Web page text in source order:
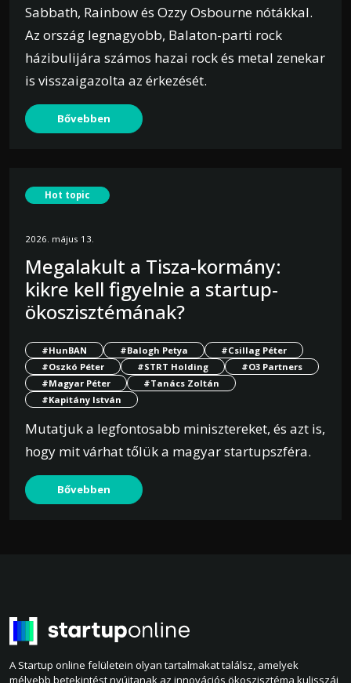
Sabbath, Rainbow és Ozzy Osbourne nótákkal.
Az ország legnagyobb, Balaton-parti rock
házibulijára számos hazai rock és metal zenekar
is visszaigazolta az érkezését.
Bővebben
Hot topic
2026. május 13.
Megalakult a Tisza-kormány:
kikre kell figyelnie a startup-
ökoszisztémának?
#HunBAN #Balogh Petya
#Csillag Péter
#Oszkó Péter
#STRT Holding
#O3 Partners
#Magyar Péter
#Tanács Zoltán
#Kapitány István
Mutatjuk a legfontosabb minisztereket, és azt is,
hogy mit várhat tőlük a magyar startupszféra.
Bővebben
A Startup online felületein olyan tartalmakat találsz, amelyek
mélyebb betekintést nyújtanak az innovációs ökoszisztéma kulisszái